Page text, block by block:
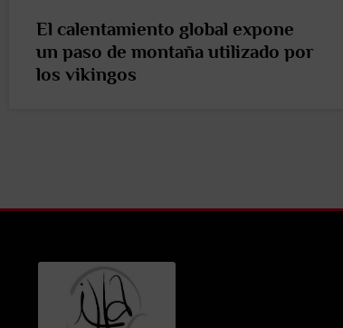
El calentamiento global expone
un paso de montaña utilizado por
los vikingos